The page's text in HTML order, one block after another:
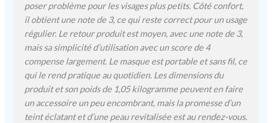
poser problème pour les visages plus petits. Côté confort,
il obtient une note de 3, ce qui reste correct pour un usage
régulier. Le retour produit est moyen, avec une note de 3,
mais sa simplicité d’utilisation avec un score de 4
compense largement. Le masque est portable et sans fil, ce
qui le rend pratique au quotidien. Les dimensions du
produit et son poids de 1,05 kilogramme peuvent en faire
un accessoire un peu encombrant, mais la promesse d’un
teint éclatant et d’une peau revitalisée est au rendez-vous.